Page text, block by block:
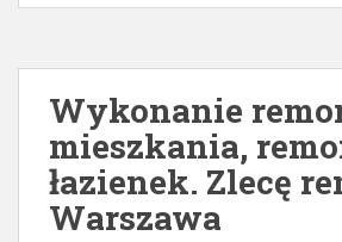
Wykonanie
mieszkania,
łazienek. Zlecę
Warszawa